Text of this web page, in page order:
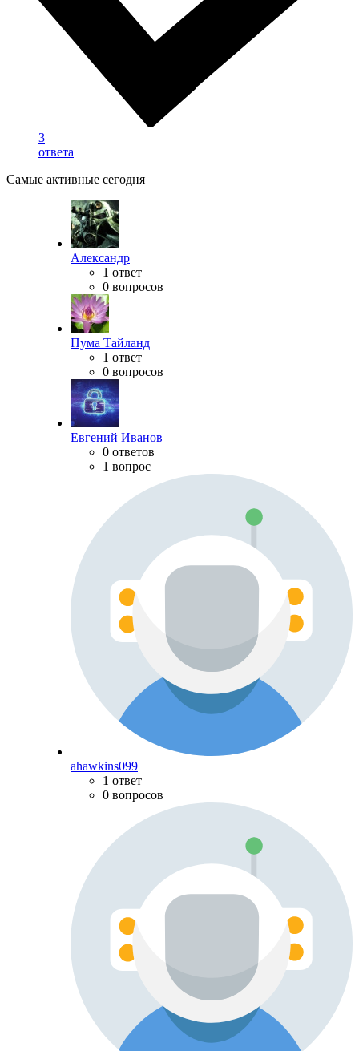
3
ответа
Самые активные сегодня
Александр
1 ответ
0 вопросов
Пума Тайланд
1 ответ
0 вопросов
Евгений Иванов
0 ответов
1 вопрос
ahawkins099
1 ответ
0 вопросов